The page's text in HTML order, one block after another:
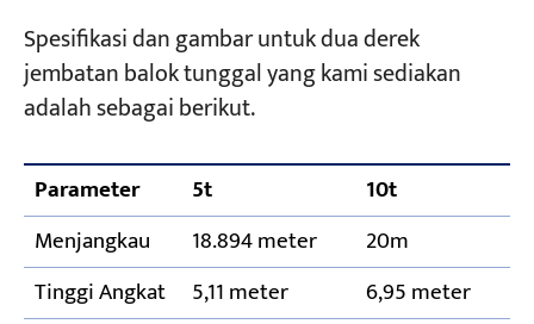
Spesifikasi dan gambar untuk dua derek
jembatan balok tunggal yang kami sediakan
adalah sebagai berikut.
Parameter 5t
10t
Menjangkau
18.894 meter
20m
Tinggi Angkat
5,11 meter
6,95 meter